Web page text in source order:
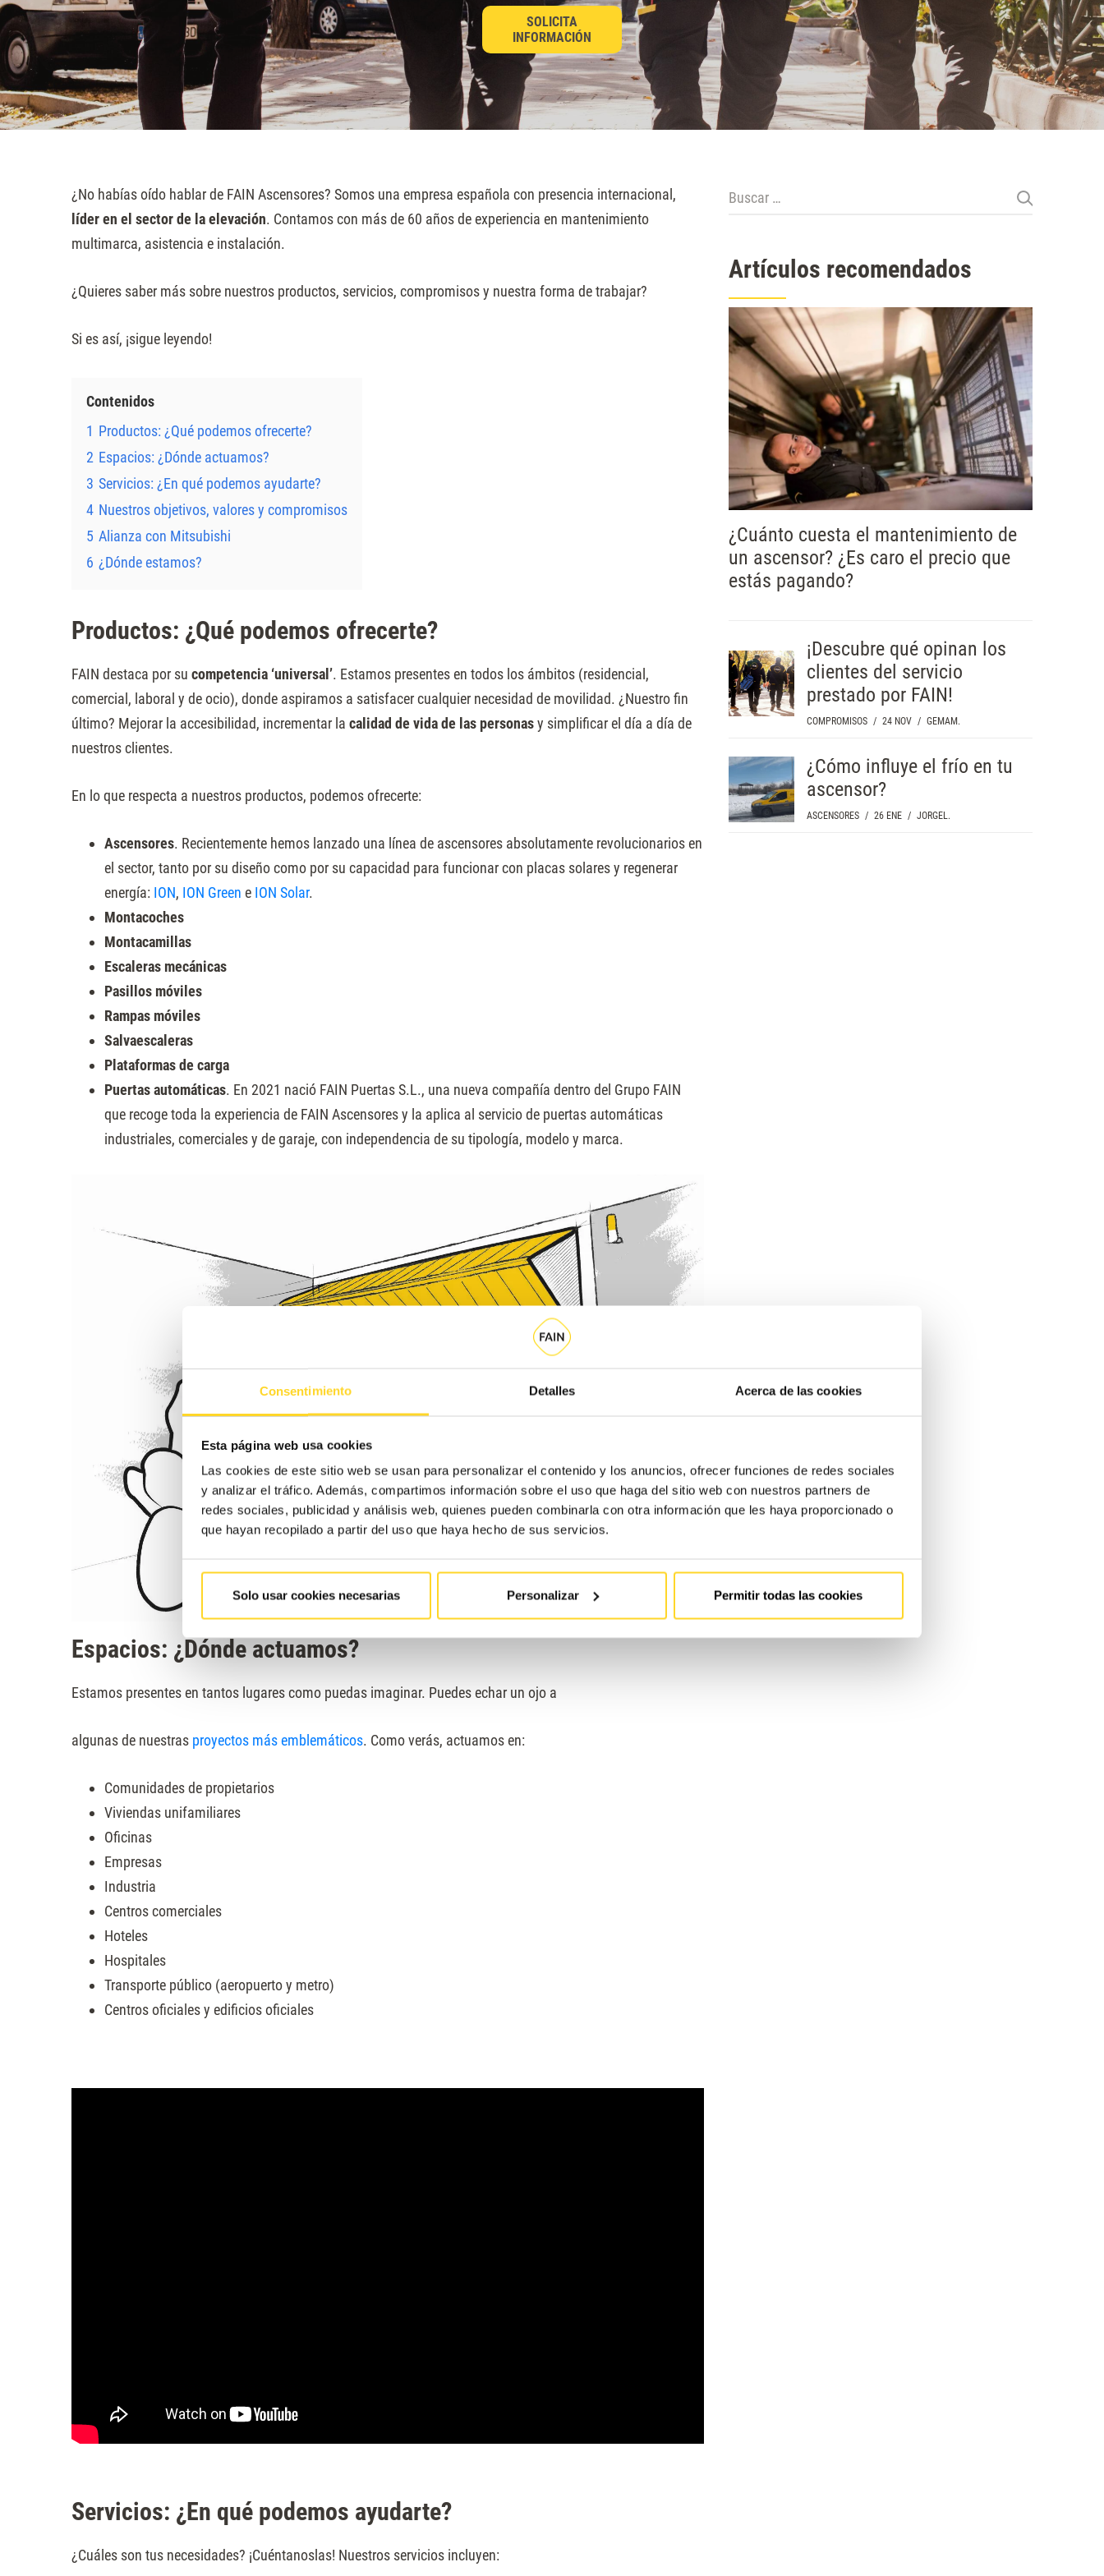
sitio
web
las
personas
Consentimiento Detalles Acerca de las cookies
Esta página web usa cookies
Las cookies de este sitio web se usan para personalizar el contenido y los anuncios, ofrecer funciones de redes sociales
y analizar el tráfico. Además, compartimos información sobre el uso que haga del sitio web con nuestros partners de
redes sociales, publicidad y análisis web, quienes pueden combinarla con otra información que les haya proporcionado o
que hayan recopilado a partir del uso que haya hecho de sus servicios.
Solo usar cookies necesarias Personalizar Permitir todas las cookies
SOLICITA
INFORMACIÓN
¿No habías oído hablar de FAIN Ascensores? Somos una empresa española con presencia internacional,
líder en el sector de la elevación. Contamos con más de 60 años de experiencia en mantenimiento
multimarca, asistencia e instalación.
¿Quieres saber más sobre nuestros productos, servicios, compromisos y nuestra forma de trabajar?
Si es así, ¡sigue leyendo!
Contenidos
1 Productos: ¿Qué podemos ofrecerte?
2 Espacios: ¿Dónde actuamos?
3 Servicios: ¿En qué podemos ayudarte?
4 Nuestros objetivos, valores y compromisos
5 Alianza con Mitsubishi
6 ¿Dónde estamos?
Productos: ¿Qué podemos ofrecerte?
FAIN destaca por su competencia ‘universal’. Estamos presentes en todos los ámbitos (residencial,
comercial, laboral y de ocio), donde aspiramos a satisfacer cualquier necesidad de movilidad. ¿Nuestro fin
último? Mejorar la accesibilidad, incrementar la calidad de vida de las personasy simplificar el día a día de
nuestros clientes.
En lo que respecta a nuestros productos, podemos ofrecerte:
Ascensores. Recientemente hemos lanzado una línea de ascensores absolutamente revolucionarios en
el sector, tanto por su diseño como por su capacidad para funcionar con placas solares y regenerar
energía: ION, ION Green e ION Solar.
Montacoches
Montacamillas
Escaleras mecánicas
Pasillos móviles
Rampas móviles
Salvaescaleras
Plataformas de carga
Puertas automáticas. En 2021 nació FAIN Puertas S.L., una nueva compañía dentro del Grupo FAIN
que recoge toda la experiencia de FAIN Ascensores y la aplica al servicio de puertas automáticas
industriales, comerciales y de garaje, con independencia de su tipología, modelo y marca.
Espacios: ¿Dónde actuamos?
Estamos presentes en tantos lugares como puedas imaginar. Puedes echar un ojo a
algunas de nuestras proyectos más emblemáticos. Como verás, actuamos en:
Comunidades de propietarios
Viviendas unifamiliares
Oficinas
Empresas
Industria
Centros comerciales
Hoteles
Hospitales
Transporte público (aeropuerto y metro)
Centros oficiales y edificios oficiales
Servicios: ¿En qué podemos ayudarte?
¿Cuáles son tus necesidades? ¡Cuéntanoslas! Nuestros servicios incluyen:
Buscar:
Artículos recomendados
¿Cuánto cuesta el mantenimiento de
un ascensor? ¿Es caro el precio que
estás pagando?
¡Descubre qué opinan los
clientes del servicio
prestado por FAIN!
COMPROMISOS / 24 NOV / GEMAM.
¿Cómo influye el frío en tu
ascensor?
ASCENSORES / 26 ENE / JORGEL.